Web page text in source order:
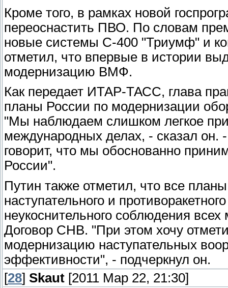
Кроме того, в рамках новой
переоснастить ПВО. По словам
новые системы С-400 "Триумф" и
отметил, что впервые в истории
модернизацию ВМФ.
Как передает ИТАР-ТАСС, глава
планы России по модернизации
"Мы наблюдаем слишком легкое
международных делах, - сказал он.
говорит, что мы обоснованно
России".
Путин также отметил, что все
наступательного и
неукоснительного соблюдения
Договор СНВ. "При этом хочу
модернизацию наступательных
эффективности", - подчеркнул он.
[28] Skaut [2011 Мар 22, 21:30]